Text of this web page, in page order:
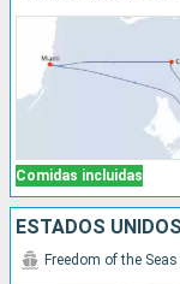
Comidas incluidas
ESTADOS
Freedom of the Seas